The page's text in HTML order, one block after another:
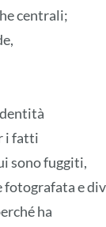
centrali;
i fatti
sono fuggiti,
fotografata e
ha